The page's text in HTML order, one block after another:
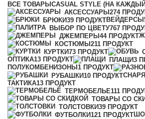
ВСЕ ТОВАРЫ CASUAL STYLE (НА
АКСЕССУАРЫ274
БРЮКИ39 ПРОДУКТВЕЙДЕРСЫ
ВЫБОР ПО ЦВЕТУ767
ДЖЕМПЕРЫ44 ПРОДУКТ
КОСТЮМЫ211 ПРОДУКТ
КУРТКИ73 ПРОДУКТ
ОПТИКА13 ПРОДУКТ ПЛАЩИ3
ПОЛУКОМБЕНИЗОНЫ 1 ПРОДУКТ
РУБАШКИ10 ПРОДУКТ
ТАКТИКА13 ПРОДУКТ
ТЕРМОБЕЛЬЕ111
ТОВАРЫ СО
ТОЛСТОВКИ39 ПРОДУКТ
ФУТБОЛКИ121 ПРОДУКТ